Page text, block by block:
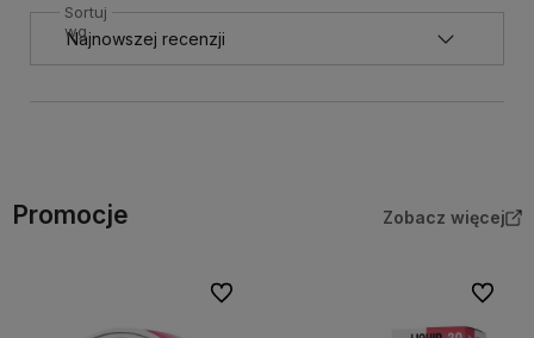
Sortuj
wg
Promocje Zobacz więcej
Do ulubionych Do